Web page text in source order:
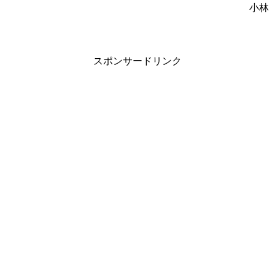
小林
スポンサードリンク